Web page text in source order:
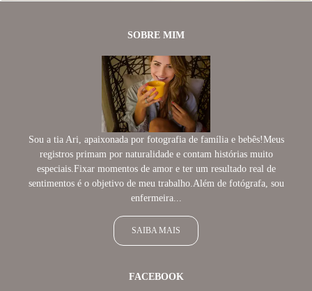
SOBRE MIM
Sou a tia Ari, apaixonada por fotografia de família e bebês!Meus
registros primam por naturalidade e contam histórias muito
especiais.Fixar momentos de amor e ter um resultado real de
sentimentos é o objetivo de meu trabalho.Além de fotógrafa, sou
enfermeira...
SAIBA MAIS
FACEBOOK